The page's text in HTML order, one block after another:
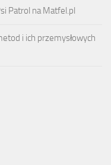
Patrol na Matfel.pl
i ich przemysłowych